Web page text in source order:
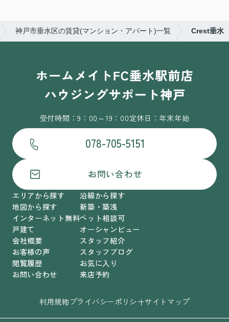
神戸市垂水区の賃貸(マンション・アパート)一覧 Crest垂水
受付時間：9：00～19：00定休日：年末年始
078-705-5151
お問い合わせ
エリアから探す
地図から探す
インターネット無料
戸建て
会社概要
お客様の声
閲覧履歴
お問い合わせ
沿線から探す
新築・築浅
ペット相談可
オーシャンビュー
スタッフ紹介
スタッフブログ
お気に入り
来店予約
利用規約プライバシーポリシーサイトマップ